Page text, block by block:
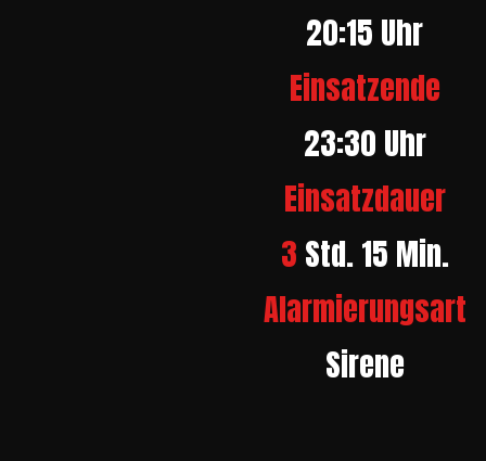
20:15 Uhr
Einsatzende
23:30 Uhr
Einsatzdauer
3 Std. 15 Min.
Alarmierungsart
Sirene